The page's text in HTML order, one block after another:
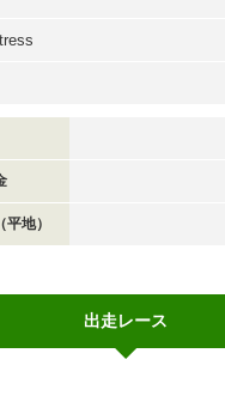
地）
出走レース